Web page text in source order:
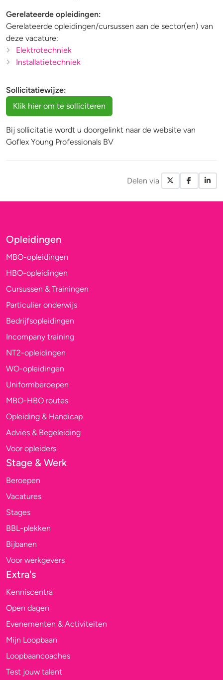
Gerelateerde opleidingen:
Gerelateerde opleidingen/cursussen aan de sector(en) van
deze vacature:
Elektrotechniek
Installatietechniek
Sollicitatiewijze:
Bij sollicitatie wordt u doorgelinkt naar de website van
Goflex Young Professionals BV
Delen via X /
Opleidingen
MBO-opleidingen
HBO-opleidingen
Cursussen & Trainingen
Particulier onderwijs
Bedrijfsopleidingen
Incompany training
NT2-opleidingen
WO-opleidingen
Uniformberoepen
MBO-HBO routes
Opleiding & Handicap
Advies & Begeleiding
Voor opleiders
Stage & Werk
Beroepen
Vacatures
Stages
BBL-plekken
Bijbanen
Voor werkgevers
Extra's
Kenniscentra
Open dagen
Evenementen & Activiteiten
Mijn Loopbaan
Loopbaancoaches
Test jouw talent